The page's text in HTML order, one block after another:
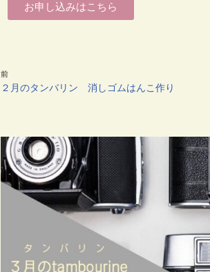
お申し込みはこちら
前
２月のタンバリン 消しゴムはんこ作り